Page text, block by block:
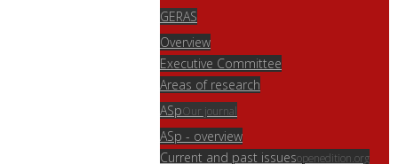
GERAS
Overview
Executive Committee
Areas of research
ASpOur journal
ASp - overview
Current and past issuesopenedition.org